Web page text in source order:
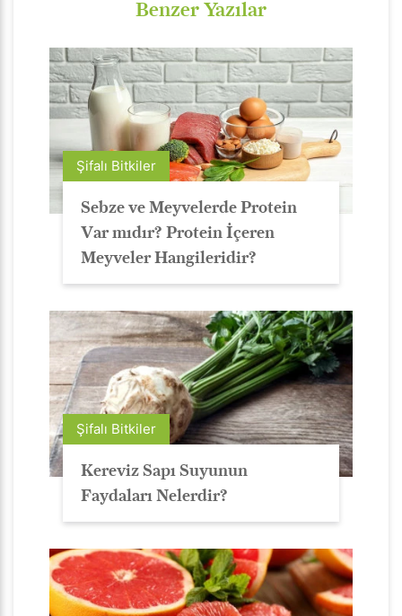
Benzer Yazılar
Şifalı Bitkiler
Sebze ve Meyvelerde Protein
Var mıdır? Protein İçeren
Meyveler Hangileridir?
Şifalı Bitkiler
Kereviz Sapı Suyunun
Faydaları Nelerdir?